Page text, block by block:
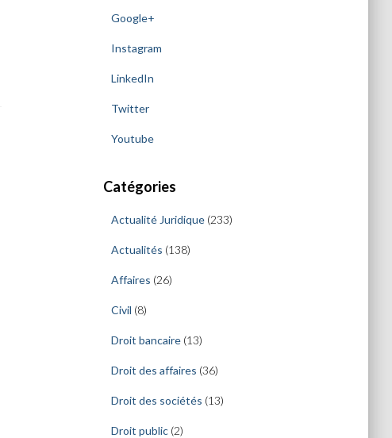
Google+
Instagram
LinkedIn
Twitter
Youtube
Catégories
Actualité Juridique(233)
Actualités (138)
Affaires (26)
Civil (8)
Droit bancaire(13)
Droit des affaires (36)
Droit des sociétés (13)
Droit public(2)